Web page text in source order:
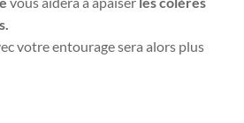
votre entourage sera alors plus